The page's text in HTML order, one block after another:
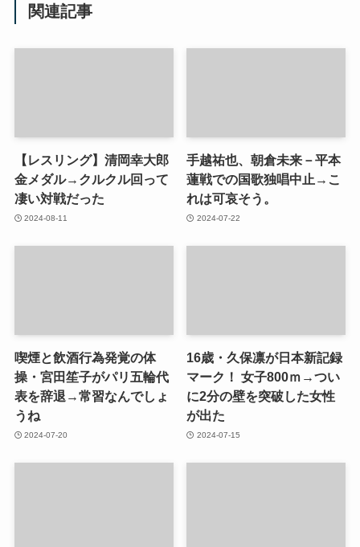
関連記事
【レスリング】清岡幸大郎
金メダル→クルクル回って
凄い対戦だった
2024-08-11
手越祐也、朝倉未来－平本
蓮戦での国歌独唱中止→こ
れは可哀そう。
2024-07-22
喫煙と飲酒行為発覚の体
操・宮田笙子がパリ五輪代
表を辞退→常習なんでしょ
うね
2024-07-20
16歳・久保凛が日本新記録
マーク！ 女子800ｍ→つい
に2分の壁を突破した女性
が出た
2024-07-15